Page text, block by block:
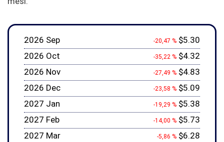
2026 Sep -20,47 % $5.30
2026 Oct
-35,22 % $4.32
2026 Nov
-27,49 % $4.83
2026 Dec
-23,58 % $5.09
2027 Jan
-19,29 % $5.38
2027 Feb
-14,00 % $5.73
2027 Mar
-5,86 % $6.28